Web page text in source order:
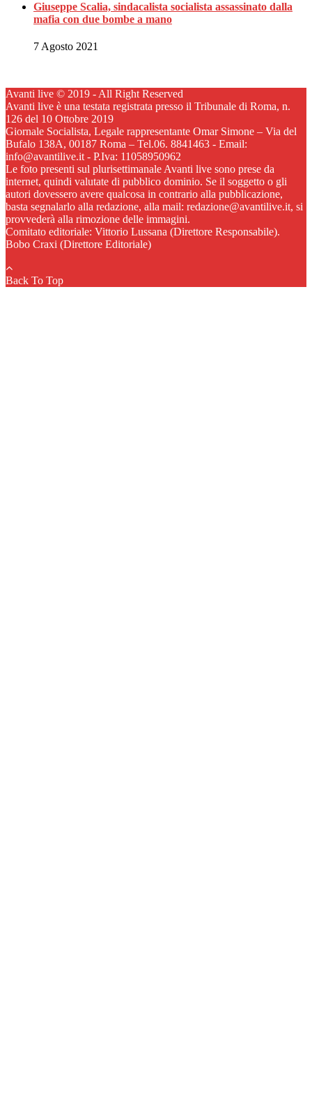
Giuseppe Scalia, sindacalista socialista assassinato dalla
mafia con due bombe a mano
7 Agosto 2021
Avanti live © 2019 - All Right Reserved
Avanti live è una testata registrata presso il Tribunale di Roma, n.
126 del 10 Ottobre 2019
Giornale Socialista, Legale rappresentante Omar Simone – Via del
Bufalo 138A, 00187 Roma – Tel.06. 8841463 - Email:
info@avantilive.it - P.Iva: 11058950962
Le foto presenti sul plurisettimanale Avanti live sono prese da
internet, quindi valutate di pubblico dominio. Se il soggetto o gli
autori dovessero avere qualcosa in contrario alla pubblicazione,
basta segnalarlo alla redazione, alla mail: redazione@avantilive.it, si
provvederà alla rimozione delle immagini.
Comitato editoriale: Vittorio Lussana (Direttore Responsabile).
Bobo Craxi (Direttore Editoriale)
Back To Top